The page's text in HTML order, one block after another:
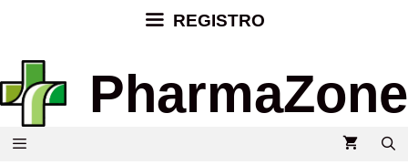
REGISTRO
PharmaZone